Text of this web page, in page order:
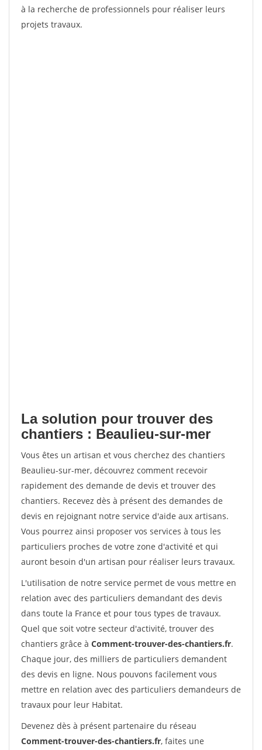
à la recherche de professionnels pour réaliser leurs
projets travaux.
La solution pour trouver des
chantiers : Beaulieu-sur-mer
Vous êtes un artisan et vous cherchez des chantiers
Beaulieu-sur-mer, découvrez comment recevoir
rapidement des demande de devis et trouver des
chantiers. Recevez dès à présent des demandes de
devis en rejoignant notre service d'aide aux artisans.
Vous pourrez ainsi proposer vos services à tous les
particuliers proches de votre zone d'activité et qui
auront besoin d'un artisan pour réaliser leurs travaux.
L'utilisation de notre service permet de vous mettre en
relation avec des particuliers demandant des devis
dans toute la France et pour tous types de travaux.
Quel que soit votre secteur d'activité, trouver des
chantiers grâce à Comment-trouver-des-chantiers.fr.
Chaque jour, des milliers de particuliers demandent
des devis en ligne. Nous pouvons facilement vous
mettre en relation avec des particuliers demandeurs de
travaux pour leur Habitat.
Devenez dès à présent partenaire du réseau
Comment-trouver-des-chantiers.fr, faites une